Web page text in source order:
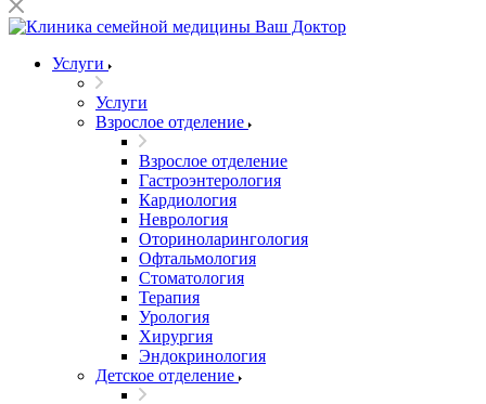
Услуги
Услуги
Взрослое отделение
Взрослое отделение
Гастроэнтерология
Кардиология
Неврология
Оториноларингология
Офтальмология
Стоматология
Терапия
Урология
Хирургия
Эндокринология
Детское отделение